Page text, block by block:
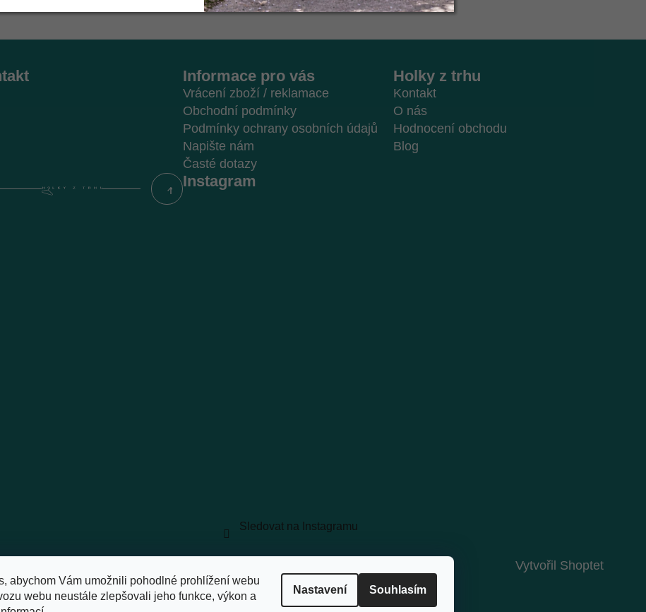
abychom Vám umožnili pohodlné prohlížení webu
webu neustále zlepšovali jeho funkce, výkon a
Nastavení Souhlasím
Informace pro vás
Vrácení zboží / reklamace
Obchodní podmínky
Podmínky ochrany osobních údajů
Napište nám
Časté dotazy
Holky z trhu
Kontakt
O nás
Hodnocení obchodu
Blog
Instagram
Sledovat na Instagramu
Vytvořil Shoptet